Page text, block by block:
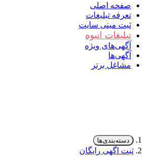
صفحه اصلی
تعرفه تبلیغات
ثبت مینی سایت
تبلیغات انبوه
آگهی‌های ویژه
آگهی‌ها
مشاغل برتر
دسته‌بندی‌ها
ثبت اگهی رایگان